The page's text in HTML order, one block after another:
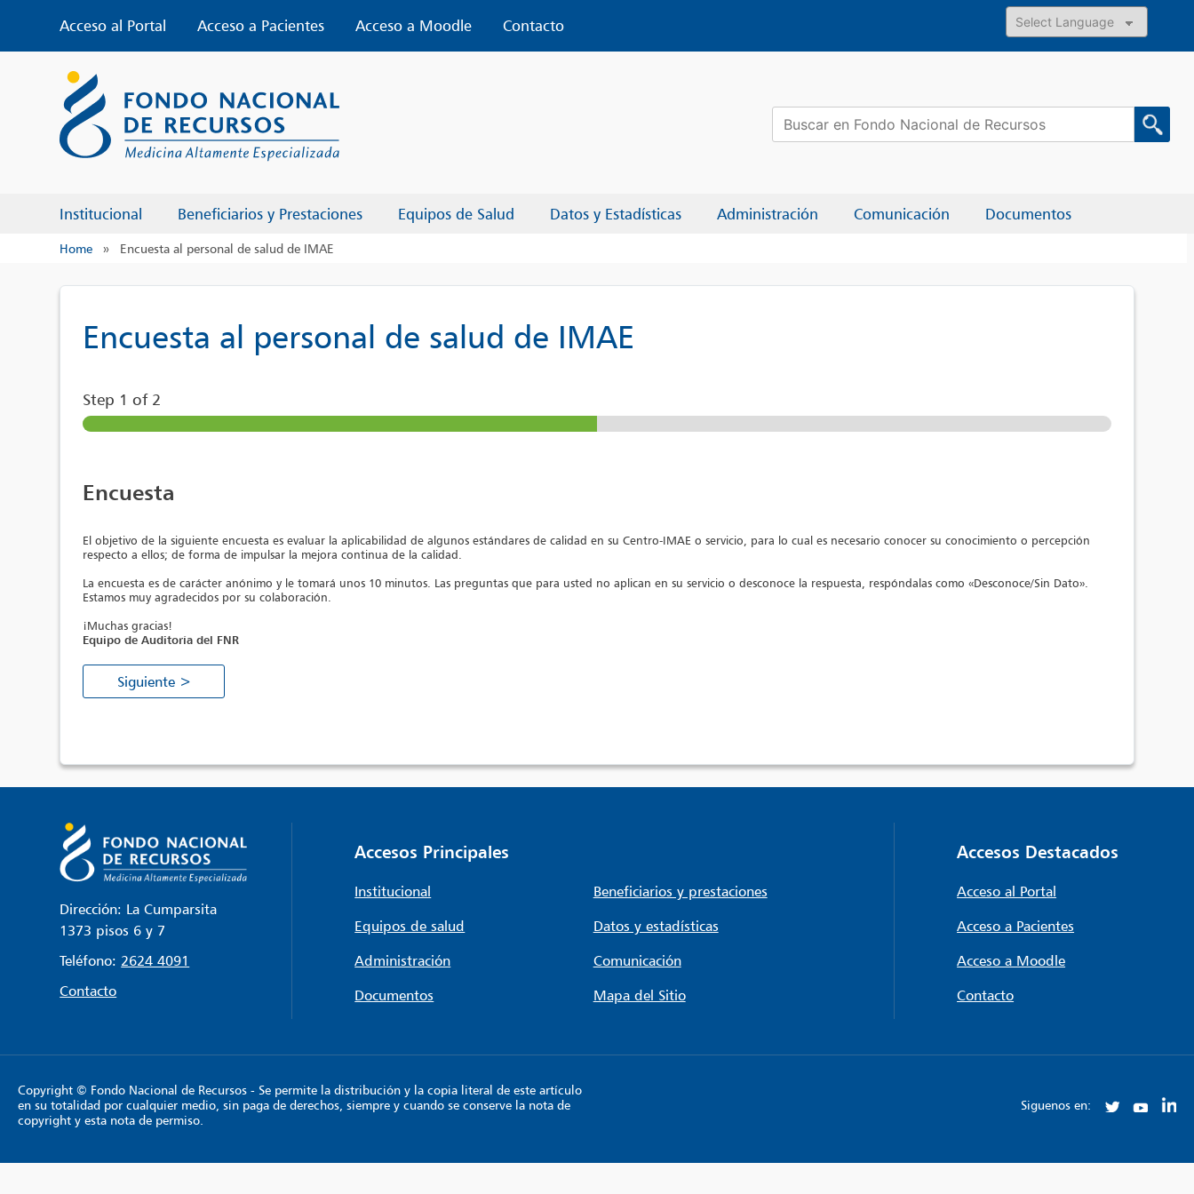
content
Acceso al Portal Acceso a Pacientes Acceso a Moodle
Contacto
Powered by
Institucional Beneficiarios y Prestaciones Equipos de Salud Datos y Estadísticas Administración Comunicación Documentos
Buscar:
Home » Encuesta al personal de salud de IMAE
Encuesta al personal de salud de IMAE
Step 1 of 2
Encuesta
El objetivo de la siguiente encuesta es evaluar la aplicabilidad de algunos estándares de calidad en su Centro-IMAE o servicio, para lo cual es necesario conocer su conocimiento o percepción
respecto a ellos; de forma de impulsar la mejora continua de la calidad.
La encuesta es de carácter anónimo y le tomará unos 10 minutos. Las preguntas que para usted no aplican en su servicio o desconoce la respuesta, respóndalas como «Desconoce/Sin Dato».
Estamos muy agradecidos por su colaboración.
¡Muchas gracias!
Equipo de Auditoría del FNR
Siguiente >
Dirección: La Cumparsita
1373 pisos 6 y 7
Teléfono: 2624 4091
Contacto
Accesos Principales
Institucional
Beneficiarios y prestaciones
Equipos de salud
Datos y estadísticas
Administración
Comunicación
Documentos
Mapa del Sitio
Accesos Destacados
Acceso al Portal
Acceso a Pacientes
Acceso a Moodle
Contacto
Copyright © Fondo Nacional de Recursos - Se permite la distribución y la copia literal de este artículo
en su totalidad por cualquier medio, sin paga de derechos, siempre y cuando se conserve la nota de
copyright y esta nota de permiso.
Siguenos en: